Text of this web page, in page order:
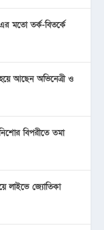
মতো তর্ক-বিতর্কে
আছেন অভিনেত্রী ও
বিপরীতে তমা
লাইভে জ্যোতিকা